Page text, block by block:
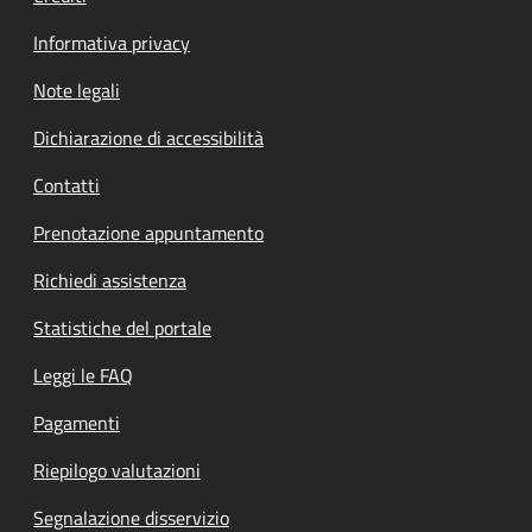
Informativa privacy
Note legali
Dichiarazione di accessibilità
Contatti
Prenotazione appuntamento
Richiedi assistenza
Statistiche del portale
Leggi le FAQ
Pagamenti
Riepilogo valutazioni
Segnalazione disservizio